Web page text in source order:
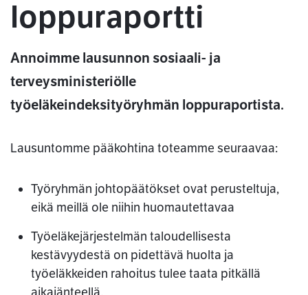
loppuraportti
Annoimme lausunnon sosiaali- ja
terveysministeriölle
työeläkeindeksityöryhmän loppuraportista.
Lausuntomme pääkohtina toteamme seuraavaa:
Työryhmän johtopäätökset ovat perusteltuja,
eikä meillä ole niihin huomautettavaa
Työeläkejärjestelmän taloudellisesta
kestävyydestä on pidettävä huolta ja
työeläkkeiden rahoitus tulee taata pitkällä